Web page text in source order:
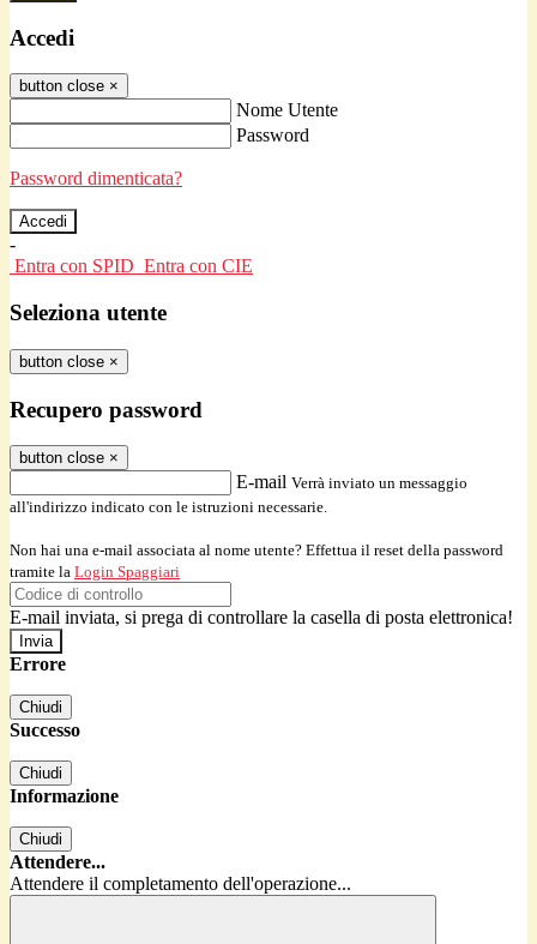
Accedi
button close ×
Nome Utente
Password
Password dimenticata?
-
Entra con SPID Entra con CIE
Seleziona utente
button close ×
Recupero password
button close ×
E-mail Verrà inviato un messaggio
all'indirizzo indicato con le istruzioni necessarie.
Non hai una e-mail associata al nome utente? Effettua il reset della password
tramite la Login Spaggiari
E-mail inviata, si prega di controllare la casella di posta elettronica!
Errore
Chiudi
Successo
Chiudi
Informazione
Chiudi
Attendere...
Attendere il completamento dell'operazione...